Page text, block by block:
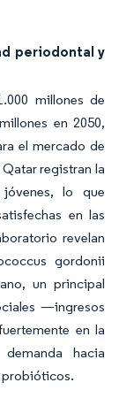
periodontal y
millones de
en 2050,
el mercado de
registran la
lo que
en las
revelan
gordonii
un principal
—ingresos
en la
hacia
probióticos.